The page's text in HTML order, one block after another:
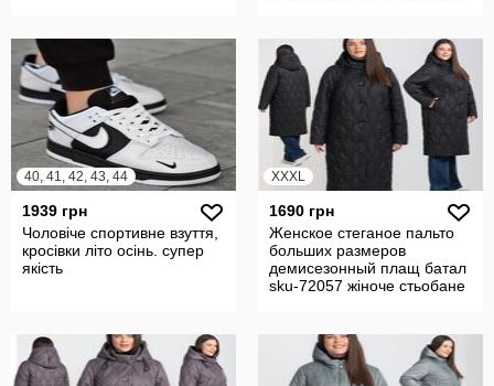
40, 41, 42, 43, 44
1939 грн
Чоловіче спортивне взуття,
кросівки літо осінь. супер
якість
XXXL
1690 грн
Женское стеганое пальто
больших размеров
демисезонный плащ батал
sku-72057 жіноче стьобане